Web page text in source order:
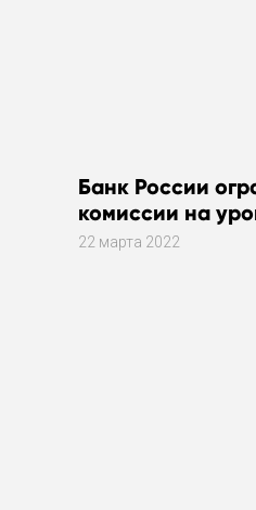
Банк России
комиссии на
22 марта 2022